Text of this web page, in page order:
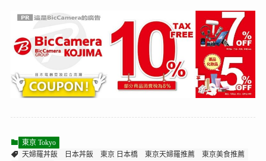
東京 Tokyo
天婦羅丼飯
日本丼飯 東京 日本橋 東京天婦羅推薦
東京美食推薦